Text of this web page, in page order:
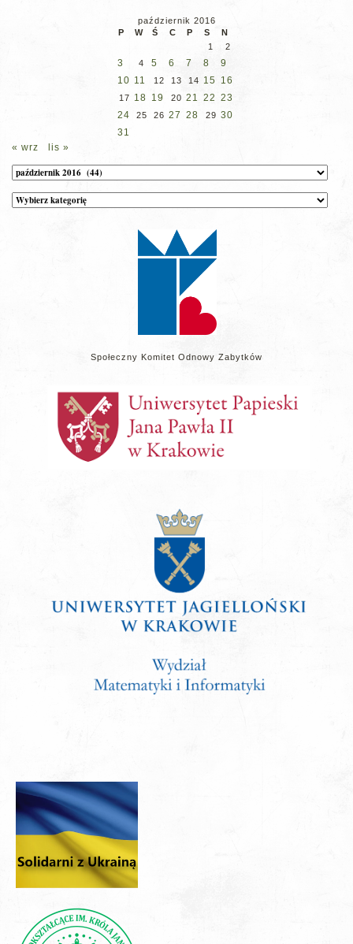
październik 2016
P
W Ś C P S
N
1
2
3 4 5 6 7 8
9
10 11 12 13 14 15 16
17 18 19 20 21 22 23
24
25 26 27 28 29 30
31
« wrz
lis »
Archiwum
Kategorie
wpisów
Społeczny Komitet Odnowy Zabytków